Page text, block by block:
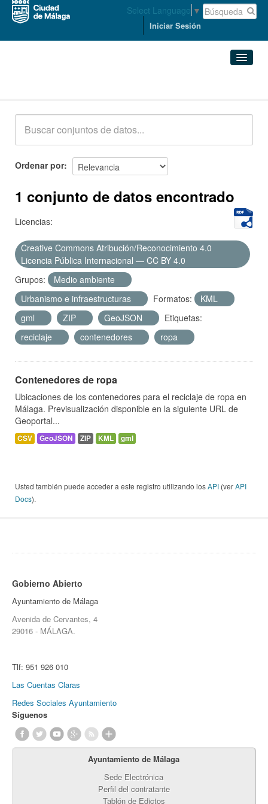
Select Language ▼
Iniciar Sesión
Acerca de
Ordenar por
1 conjunto de datos encontrado
Licencias:
Creative Commons Atribución/Reconocimiento 4.0
Licencia Pública Internacional — CC BY 4.0
Grupos:
Medio ambiente
Urbanismo e infraestructuras
Formatos:
KML
gml
ZIP GeoJSON
Etiquetas:
reciclaje
contenedores ropa
Contenedores de ropa
Ubicaciones de los contenedores para el reciclaje de ropa en
Málaga. Previsualización disponible en la siguiente URL de
Geoportal...
CSV GeoJSON ZIP KML gml
Usted también puede acceder a este registro utilizando losAPI (verAPI
Docs).
Gobierno Abierto
Ayuntamiento de Málaga
Avenida de Cervantes, 4
29016 - MÁLAGA.
Tlf: 951 926 010
Las Cuentas Claras
Redes Sociales Ayuntamiento
Síguenos
Ayuntamiento de Málaga
Sede Electrónica
Perfil del contratante
Tablón de Edictos